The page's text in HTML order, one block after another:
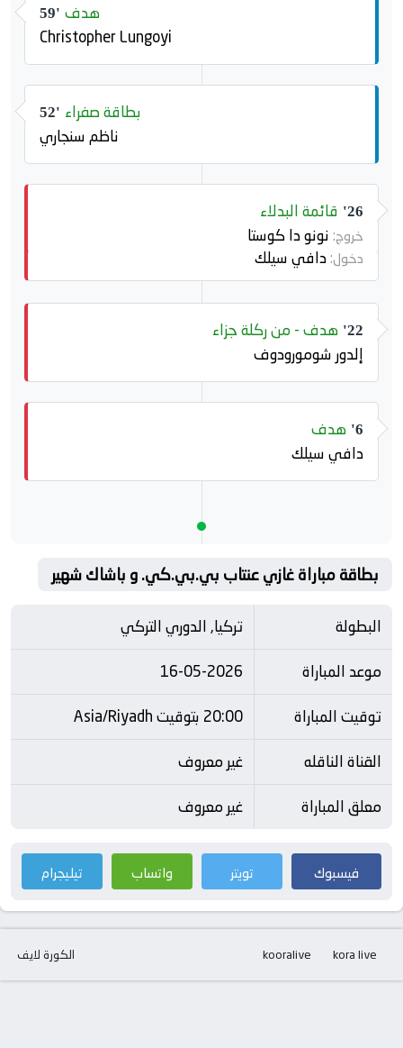
59' هدف
Christopher Lungoyi
52' بطاقة صفراء
ناظم سنجاري
26' قائمة البدلاء
خروج: نونو دا كوستا
دخول:دافي سيلك
22' هدف - من ركلة جزاء
إلدور شومورودوف
6' هدف
دافي سيلك
بطاقة مباراة غازي عنتاب بي.بي.كي. و باشاك شهير
البطولة
تركيا, الدوري التركي
موعد المباراة
16-05-2026
توقيت المباراة
20:00 بتوقيت Asia/Riyadh
القناة الناقله
غير معروف
معلق المباراة
غير معروف
فيسبوك تويتر واتساب تيليجرام
الكورة لايف kora live
kooralive